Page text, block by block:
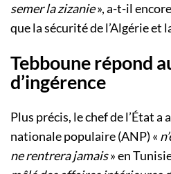
semer la zizanie», a-t-il
que la sécurité de l’Algérie et
Tebboune répond
d’ingérence
Plus précis, le chef de l’État a
nationale populaire (ANP) «
ne rentrera jamais» en